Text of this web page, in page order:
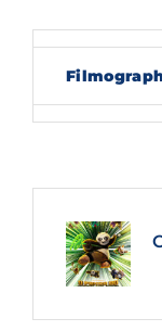
By signing
conditions